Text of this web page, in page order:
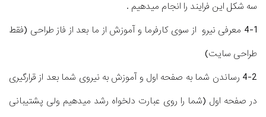
سه شکل این فرایند را انجام میدهیم .
4-1 معرفی نیرو از سوی کارفرما و آموزش از ما بعد از فاز طراحی (فقط
طراحی سایت)
4-2 رساندن شما به صفحه اول و آموزش به نیروی شما بعد از قرارگیری
در صفحه اول (شما را روی عبارت دلخواه رشد میدهیم ولی پشتیبانی